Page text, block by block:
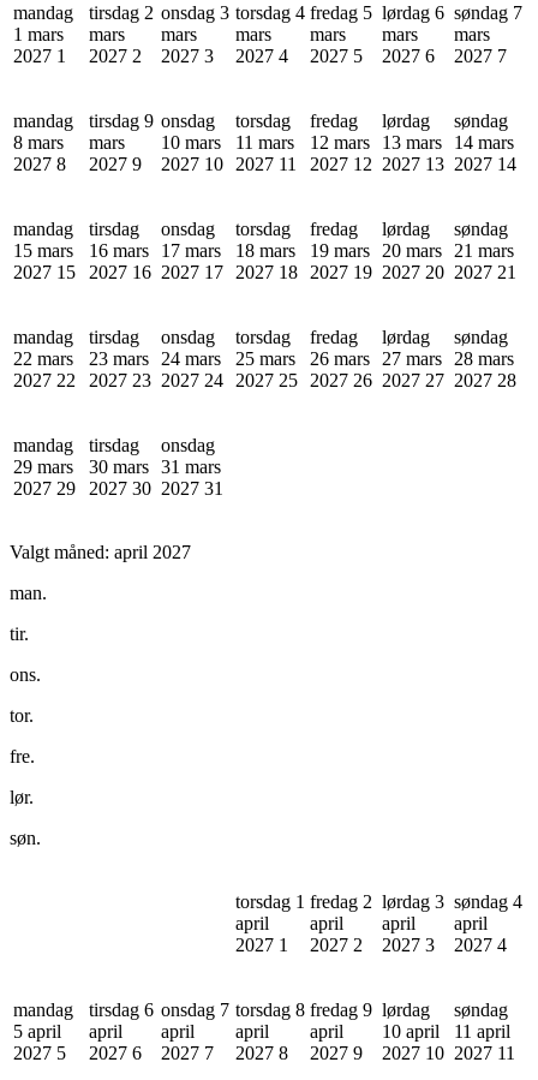
mandag
1 mars
2027 1
tirsdag 2
mars
2027 2
onsdag 3
mars
2027 3
torsdag 4
mars
2027 4
fredag 5
mars
2027 5
lørdag 6
mars
2027 6
søndag 7
mars
2027 7
mandag
8 mars
2027 8
tirsdag 9
mars
2027 9
onsdag
10 mars
2027 10
torsdag
11 mars
2027 11
fredag
12 mars
2027 12
lørdag
13 mars
2027 13
søndag
14 mars
2027 14
mandag
15 mars
2027 15
tirsdag
16 mars
2027 16
onsdag
17 mars
2027 17
torsdag
18 mars
2027 18
fredag
19 mars
2027 19
lørdag
20 mars
2027 20
søndag
21 mars
2027 21
mandag
22 mars
2027 22
tirsdag
23 mars
2027 23
onsdag
24 mars
2027 24
torsdag
25 mars
2027 25
fredag
26 mars
2027 26
lørdag
27 mars
2027 27
søndag
28 mars
2027 28
mandag
29 mars
2027 29
tirsdag
30 mars
2027 30
onsdag
31 mars
2027 31
Valgt måned: april 2027
man.
tir.
ons.
tor.
fre.
lør.
søn.
torsdag 1
april
2027 1
fredag 2
april
2027 2
lørdag 3
april
2027 3
søndag 4
april
2027 4
mandag
5 april
2027 5
tirsdag 6
april
2027 6
onsdag 7
april
2027 7
torsdag 8
april
2027 8
fredag 9
april
2027 9
lørdag
10 april
2027 10
søndag
11 april
2027 11